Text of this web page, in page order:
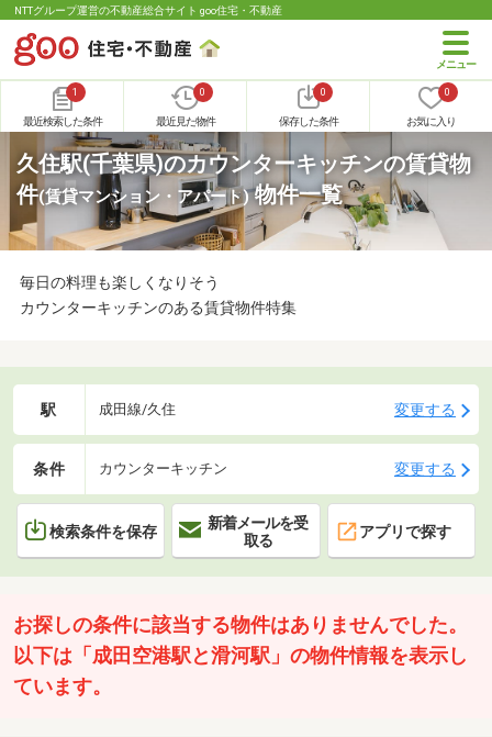
NTTグループ運営の不動産総合サイト goo住宅・不動産
1
最近検索した条件
0
最近見た物件
0
保存した条件
0
お気に入り
久住駅(千葉県)のカウンターキッチンの賃貸物
件(賃貸マンション・アパート)物件一覧
毎日の料理も楽しくなりそう
カウンターキッチンのある賃貸物件特集
駅 成田線/久住 変更する
条件 カウンターキッチン 変更する
検索条件を保存
新着メールを受
取る
アプリで探す
お探しの条件に該当する物件はありませんでした。
以下は「成田空港駅と滑河駅」の物件情報を表示し
ています。